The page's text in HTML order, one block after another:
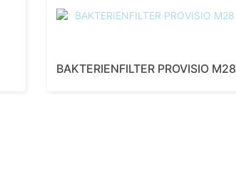
BAKTERIENFILTER PROVISIO M28